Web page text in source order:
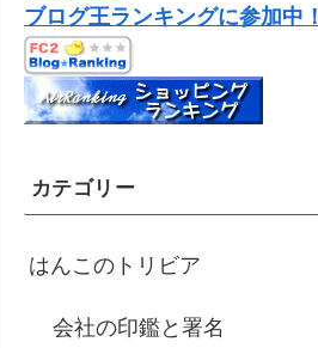
ブログ王ランキングに参加中！
カテゴリー
はんこのトリビア
会社の印鑑と署名